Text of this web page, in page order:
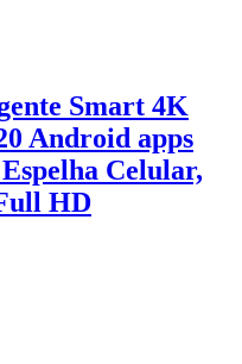
Smart 4K
Android apps
Celular,
HD